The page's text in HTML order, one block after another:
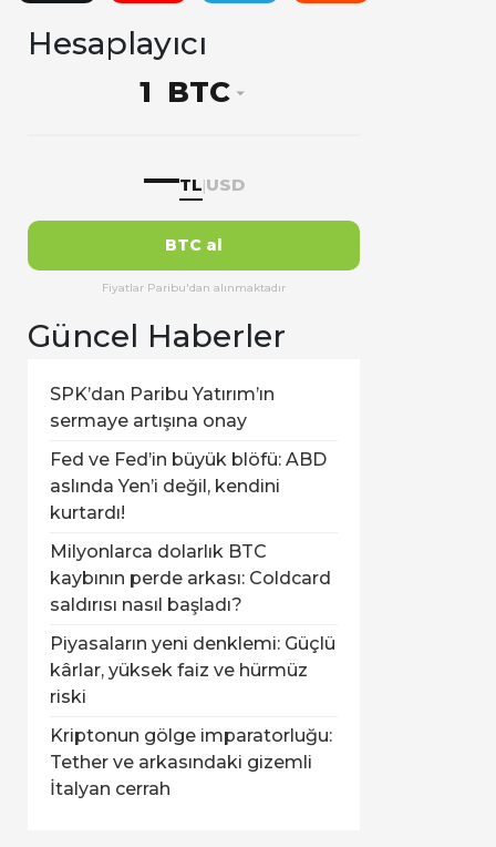
Hesaplayıcı
BTC
—TL USD
BTC al
Fiyatlar Paribu'dan alınmaktadır
Güncel Haberler
SPK’dan Paribu Yatırım’ın
sermaye artışına onay
Fed ve Fed’in büyük blöfü: ABD
aslında Yen’i değil, kendini
kurtardı!
Milyonlarca dolarlık BTC
kaybının perde arkası: Coldcard
saldırısı nasıl başladı?
Piyasaların yeni denklemi: Güçlü
kârlar, yüksek faiz ve hürmüz
riski
Kriptonun gölge imparatorluğu:
Tether ve arkasındaki gizemli
İtalyan cerrah